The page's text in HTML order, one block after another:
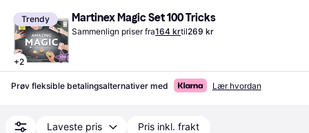
Trendy
+2
Martinex Magic Set 100 Tricks
Sammenlign priser fra164 krtil269 kr
Prøv fleksible betalingsalternativer med Lær hvordan
Laveste pris Pris inkl. frakt